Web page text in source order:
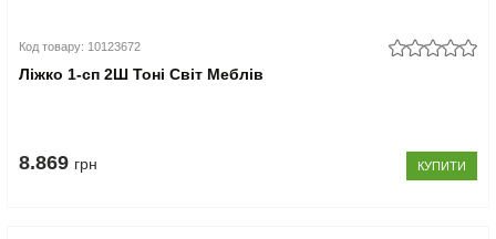
Код товару: 10123672
Ліжко 1-сп 2Ш Тоні Світ Меблів
8.869 грн КУПИТИ